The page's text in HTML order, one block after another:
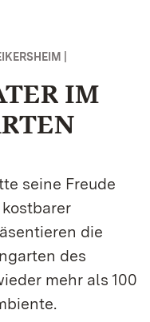
|
IM
seine Freude
die
des
mehr als 100